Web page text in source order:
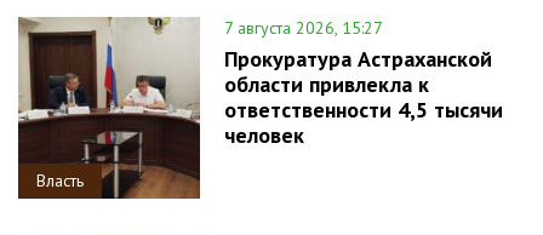
Власть
7 августа 2026, 15:27
Прокуратура Астраханской
области привлекла к
ответственности 4,5 тысячи
человек